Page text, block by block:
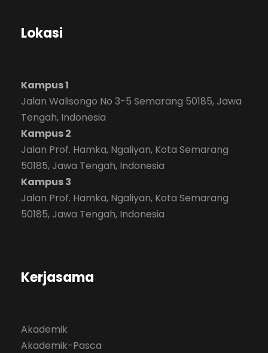
Lokasi
Kampus 1
Jalan Walisongo No 3-5 Semarang 50185, Jawa
Tengah, Indonesia
Kampus 2
Jalan Prof. Hamka, Ngaliyan, Kota Semarang
50185, Jawa Tengah, Indonesia
Kampus 3
Jalan Prof. Hamka, Ngaliyan, Kota Semarang
50185, Jawa Tengah, Indonesia
Kerjasama
Akademik
Akademik-Pasca